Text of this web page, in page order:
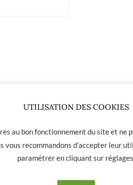
UTILISATION DES COOKIES
au bon fonctionnement du site et
recommandons d'accepter leur
paramétrer en cliquant sur réglages